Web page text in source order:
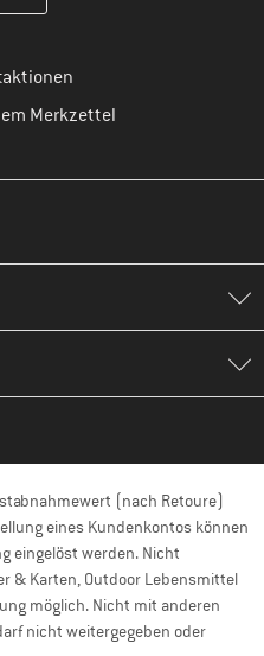
Merkzettel
(nach Retoure)
eines Kundenkontos können
eingelöst werden. Nicht
& Karten, Outdoor Lebensmittel
möglich. Nicht mit anderen
nicht weitergegeben oder